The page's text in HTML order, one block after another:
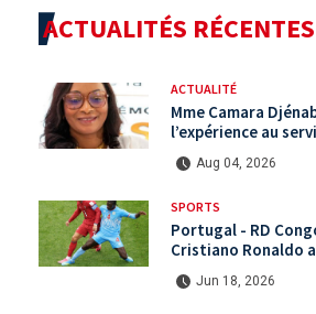
ACTUALITÉS RÉCENTES
ACTUALITÉ
Mme Camara
l’expérience au
territoriaux sous la
Aug 04, 2026
SPORTS
Portugal - RD
Cristiano Ronaldo
international ?
Jun 18, 2026